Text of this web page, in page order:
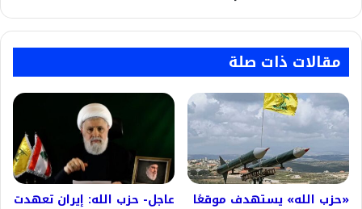
مقالات ذات صلة
«حزب الله» يستهدف موقعًا عاجل- حزب الله: إيران تعهدت